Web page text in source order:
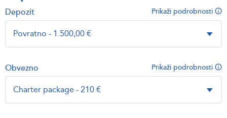
Prikaži podrobnosti
Depozit
Prikaži podrobnosti
Obvezno